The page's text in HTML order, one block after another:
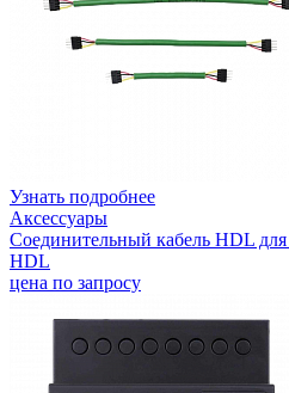
Узнать подробнее
Аксессуары
Соединительный кабель HDL
HDL
цена по запросу